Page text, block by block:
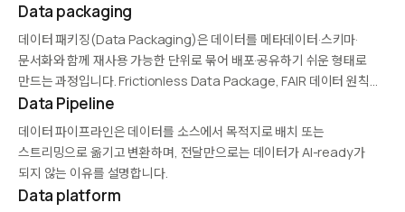
Data packaging
데이터 패키징(Data Packaging)은 데이터를 메타데이터·스키마·
문서화와 함께 재사용 가능한 단위로 묶어 배포·공유하기 쉬운 형태로
만드는 과정입니다. Frictionless Data Package, FAIR 데이터 원칙
준수 패키지 등이 있으며, 과학 데이터 공유, 오픈 데이터 포털, 기업 내
데이터 제품화에 사용됩니다. 발견성·이해성·재사용성을 크게
개선합니다.
Data Pipeline
데이터 파이프라인은 데이터를 소스에서 목적지로 배치 또는
스트리밍으로 옮기고 변환하며, 전달만으로는 데이터가 AI-ready가
되지 않는 이유를 설명합니다.
Data platform